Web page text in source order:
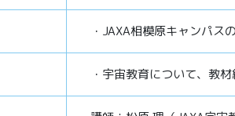
・JAXA相模原キャンパス
・宇宙教育について、教